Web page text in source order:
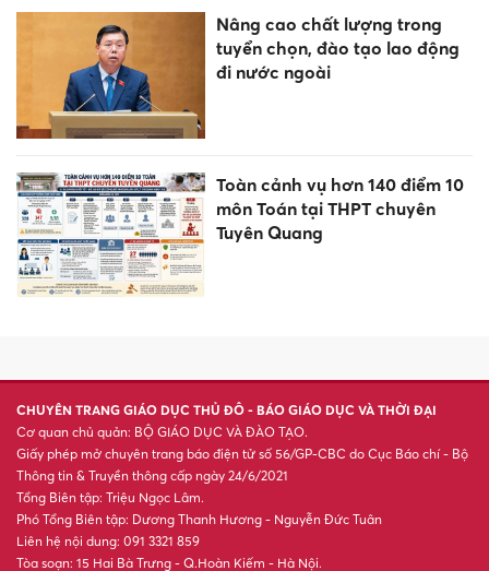
Nâng cao chất lượng trong
tuyển chọn, đào tạo lao động
đi nước ngoài
Toàn cảnh vụ hơn 140 điểm 10
môn Toán tại THPT chuyên
Tuyên Quang
CHUYÊN TRANG GIÁO DỤC THỦ ĐÔ - BÁO GIÁO DỤC VÀ THỜI ĐẠI
Cơ quan chủ quản: BỘ GIÁO DỤC VÀ ĐÀO TẠO.
Giấy phép mở chuyên trang báo điện tử số 56/GP-CBC do Cục Báo chí - Bộ
Thông tin & Truyền thông cấp ngày 24/6/2021
Tổng Biên tập: Triệu Ngọc Lâm.
Phó Tổng Biên tập: Dương Thanh Hương - Nguyễn Đức Tuân
Liên hệ nội dung: 091 3321 859
Tòa soạn: 15 Hai Bà Trưng - Q.Hoàn Kiếm - Hà Nội.